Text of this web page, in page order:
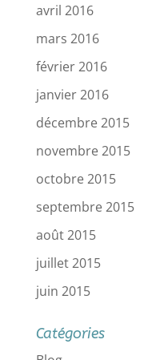
avril 2016
mars 2016
février 2016
janvier 2016
décembre 2015
novembre 2015
octobre 2015
septembre 2015
août 2015
juillet 2015
juin 2015
Catégories